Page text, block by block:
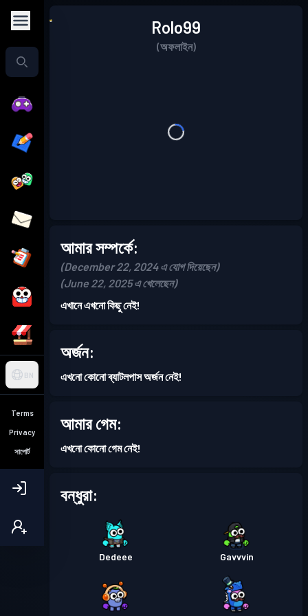
BN
Terms
Privacy
সাপোর্ট
Rolo99
(অফলাইন)
আমার সম্পর্কে:
(December 22, 2024 এ যোগ দিয়েছেন)
(June 22, 2025 এ খেলেছেন)
এখানে এখনো কিছু নেই!
অর্জন:
এখনো কোনো ব্যাটলপাস অর্জন নেই!
আমার গেম:
এখনো কোনো গেম নেই!
বন্ধুরা:
Dedeee Gavvvin